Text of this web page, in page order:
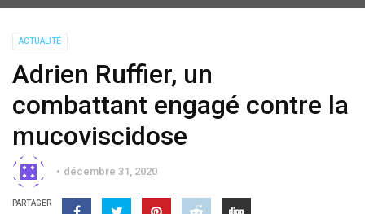
ACTUALITÉ
Adrien Ruffier, un
combattant engagé contre la
mucoviscidose
décembre 31, 2020
PARTAGER